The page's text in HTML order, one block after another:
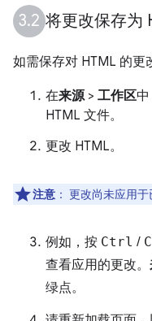
将更改保存为
如需保存对 HTML 的更
在来源> 工作区
HTML 文件。
更改 HTML。
注意 ： 更改尚未应用于
例如，按 Ctrl /
查看应用的更改。
绿点。